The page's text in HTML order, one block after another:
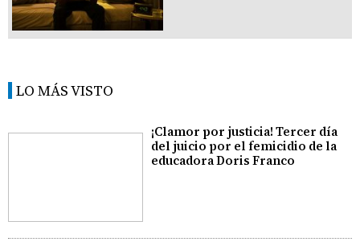
LO MÁS VISTO
¡Clamor por justicia! Tercer día
del juicio por el femicidio de la
educadora Doris Franco